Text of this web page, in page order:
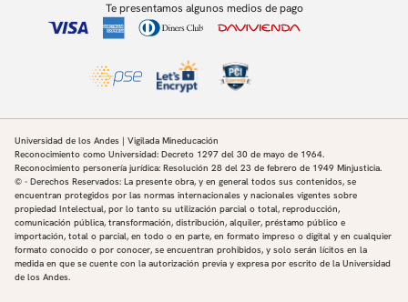
Te presentamos algunos medios de pago
Universidad de los Andes | Vigilada Mineducación
Reconocimiento como Universidad: Decreto 1297 del 30 de mayo de 1964.
Reconocimiento personería jurídica: Resolución 28 del 23 de febrero de 1949 Minjusticia.
© - Derechos Reservados: La presente obra, y en general todos sus contenidos, se
encuentran protegidos por las normas internacionales y nacionales vigentes sobre
propiedad Intelectual, por lo tanto su utilización parcial o total, reproducción,
comunicación pública, transformación, distribución, alquiler, préstamo público e
importación, total o parcial, en todo o en parte, en formato impreso o digital y en cualquier
formato conocido o por conocer, se encuentran prohibidos, y solo serán lícitos en la
medida en que se cuente con la autorización previa y expresa por escrito de la Universidad
de los Andes.